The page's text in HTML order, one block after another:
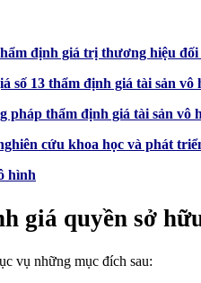
định giá trị thương hiệu
số 13 thẩm định giá tài sản
pháp thẩm định giá tài sản vô
cứu khoa học và phát
hình
giá quyền sở
vụ những mục đích sau: